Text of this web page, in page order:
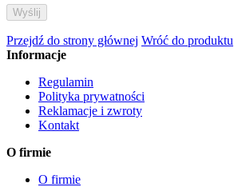
Przejdź do strony głównej Wróć do produktu
Informacje
Regulamin
Polityka prywatności
Reklamacje i zwroty
Kontakt
O firmie
O firmie